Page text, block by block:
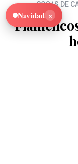
COSAS DE
Navidad ×